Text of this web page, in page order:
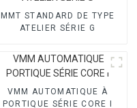
MMT STANDARD DE TYPE
ATELIER SÉRIE G
VMM AUTOMATIQUE À
PORTIQUE SÉRIE CORE I